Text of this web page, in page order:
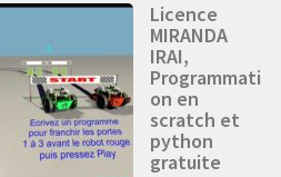
Licence
MIRANDA
IRAI,
Programmati
on en
scratch et
python
gratuite